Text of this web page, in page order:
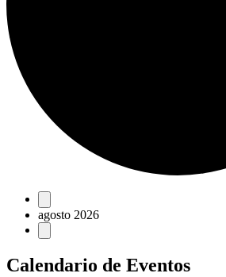
Eventos
agosto 2026
Calendario de Eventos